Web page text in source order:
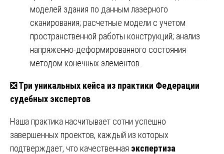
моделей здания по данным лазерного
сканирования; расчетные модели с учетом
пространственной работы конструкций; анализ
напряженно-деформированного состояния
методом конечных элементов.
❎Три уникальных кейса из практики Федерации
судебных экспертов
Наша практика насчитывает сотни успешно
завершенных проектов, каждый из которых
подтверждает, что качественная экспертиза